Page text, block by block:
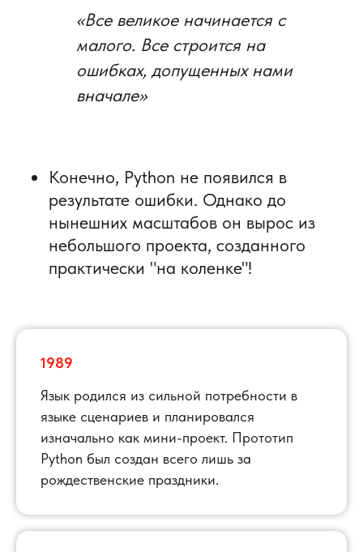
«Все великое начинается с
малого. Все строится на
ошибках, допущенных нами
вначале»
Конечно, Python не появился в
результате ошибки. Однако до
нынешних масштабов он вырос из
небольшого проекта, созданного
практически "на коленке"!
1989
Язык родился из сильной потребности в
языке сценариев и планировался
изначально как мини-проект. Прототип
Python был создан всего лишь за
рождественские праздники.